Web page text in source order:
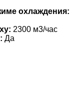
охлаждения:
2300 м3/час
Да